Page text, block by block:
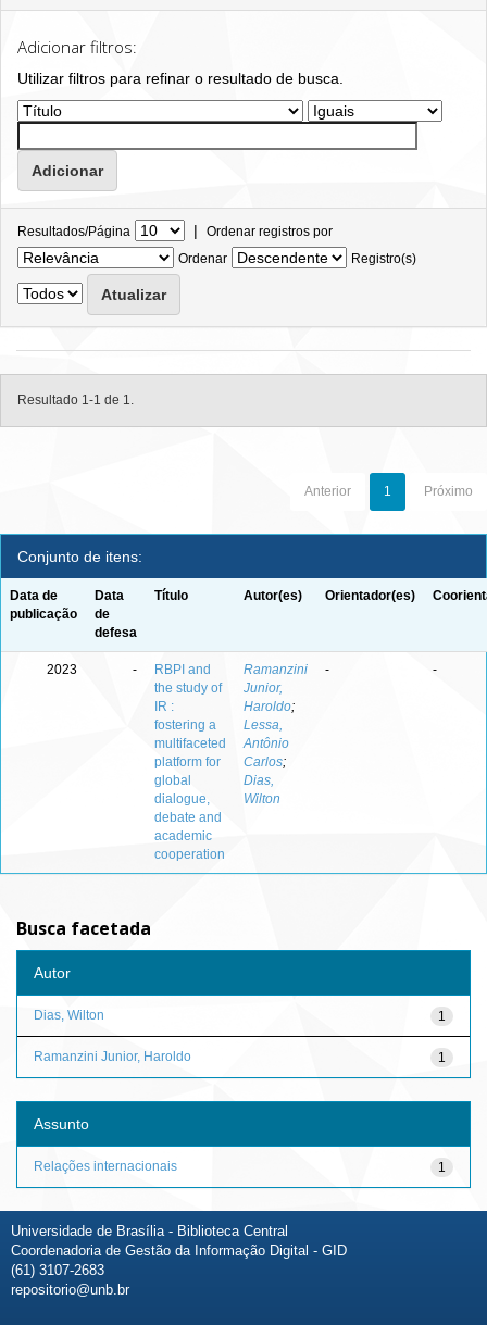
Adicionar filtros:
Utilizar filtros para refinar o resultado de busca.
Resultados/Página | Ordenar registros por
Ordenar
Registro(s)
Resultado 1-1 de 1.
Anterior 1 Próximo
Conjunto de itens:
Data de
publicação
Data
de
defesa
Título Autor(es) Orientador(es)
2023 -
RBPI and
the study of
IR :
fostering a
multifaceted
platform for
global
dialogue,
debate and
academic
cooperation
Ramanzini
Junior,
Haroldo;
Lessa,
Antônio
Carlos;
Dias,
Wilton
- -
Busca facetada
Autor
1
Dias, Wilton
1
Ramanzini Junior, Haroldo
Assunto
1
Relações internacionais
Universidade de Brasília - Biblioteca Central
Coordenadoria de Gestão da Informação Digital - GID
(61) 3107-2683
repositorio@unb.br